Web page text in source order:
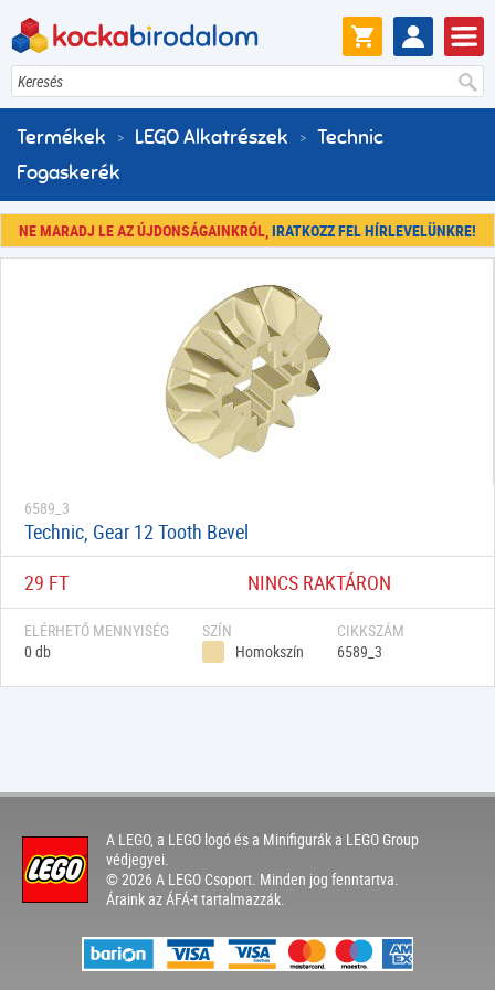
Keresés
Termékek LEGO Alkatrészek
Technic
Fogaskerék
NE MARADJ LE AZ ÚJDONSÁGAINKRÓL, IRATKOZZ FEL HÍRLEVELÜNKRE!
6589_3
Technic, Gear 12 Tooth Bevel
29 FT
NINCS RAKTÁRON
ELÉRHETŐ MENNYISÉG
0 db
SZÍN
Homokszín
CIKKSZÁM
6589_3
A LEGO, a LEGO logó és a Minifigurák a LEGO Group
védjegyei.
© 2026 A LEGO Csoport. Minden jog fenntartva.
Áraink az ÁFÁ-t tartalmazzák.